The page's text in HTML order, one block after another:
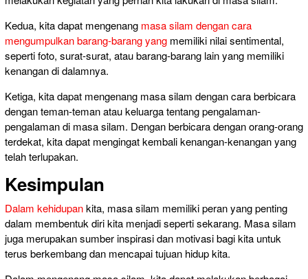
Kedua, kita dapat mengenang masa silam dengan cara
mengumpulkan barang-barang yang memiliki nilai sentimental,
seperti foto, surat-surat, atau barang-barang lain yang memiliki
kenangan di dalamnya.
Ketiga, kita dapat mengenang masa silam dengan cara berbicara
dengan teman-teman atau keluarga tentang pengalaman-
pengalaman di masa silam. Dengan berbicara dengan orang-orang
terdekat, kita dapat mengingat kembali kenangan-kenangan yang
telah terlupakan.
Kesimpulan
Dalam kehidupankita, masa silam memiliki peran yang penting
dalam membentuk diri kita menjadi seperti sekarang. Masa silam
juga merupakan sumber inspirasi dan motivasi bagi kita untuk
terus berkembang dan mencapai tujuan hidup kita.